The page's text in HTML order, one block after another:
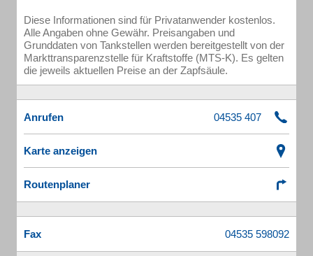
Diese Informationen sind für Privatanwender kostenlos.
Alle Angaben ohne Gewähr. Preisangaben und
Grunddaten von Tankstellen werden bereitgestellt von der
Markttransparenzstelle für Kraftstoffe (MTS-K). Es gelten
die jeweils aktuellen Preise an der Zapfsäule.
Anrufen
Karte anzeigen
Routenplaner
Fax